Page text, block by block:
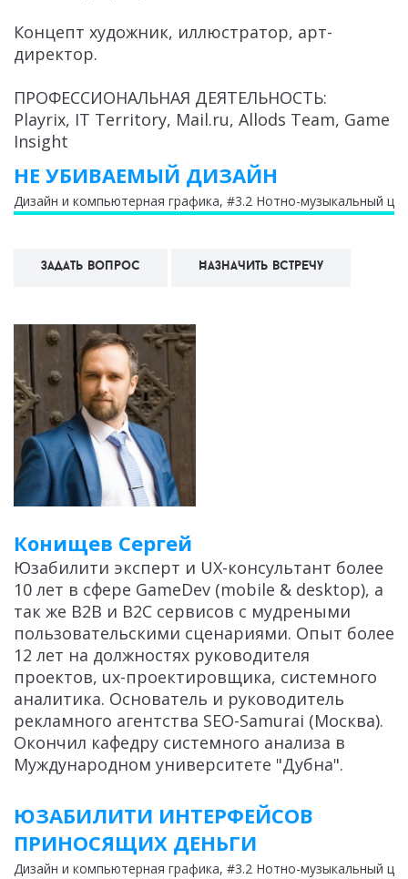
Концепт художник, иллюстратор, арт-
директор.
ПРОФЕССИОНАЛЬНАЯ ДЕЯТЕЛЬНОСТЬ:
Playrix, IT Territory, Mail.ru, Allods Team, Game
Insight
НЕ УБИВАЕМЫЙ ДИЗАЙН
Дизайн и компьютерная графика, #3.2 Нотно-музыкальный
Задать вопрос Назначить встречу
Конищев Сергей
Юзабилити эксперт и UX-консультант более
10 лет в сфере GameDev (mobile & desktop), а
так же B2B и B2C сервисов с мудреными
пользовательскими сценариями. Опыт более
12 лет на должностях руководителя
проектов, ux-проектировщика, системного
аналитика. Основатель и руководитель
рекламного агентства SEO-Samurai (Москва).
Окончил кафедру системного анализа в
Муждународном университете "Дубна".
ЮЗАБИЛИТИ ИНТЕРФЕЙСОВ
ПРИНОСЯЩИХ ДЕНЬГИ
Дизайн и компьютерная графика, #3.2 Нотно-музыкальный